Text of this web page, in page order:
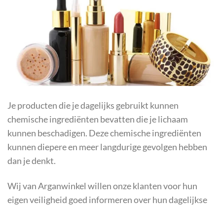
Je producten die je dagelijks gebruikt kunnen
chemische ingrediënten bevatten die je lichaam
kunnen beschadigen. Deze chemische ingrediënten
kunnen diepere en meer langdurige gevolgen hebben
dan je denkt.
Wij van Arganwinkel willen onze klanten voor hun
eigen veiligheid goed informeren over hun dagelijkse